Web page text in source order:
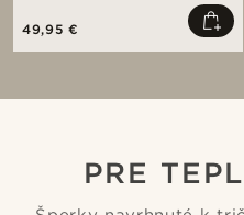
spektrálnych farbách
49,95 €
PRE